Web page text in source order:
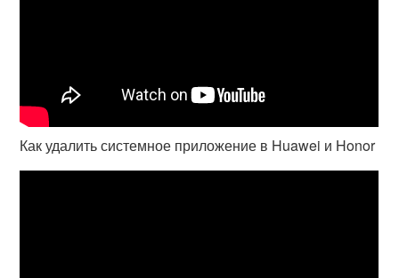
Как удалить системное приложение в Huawei и Honor